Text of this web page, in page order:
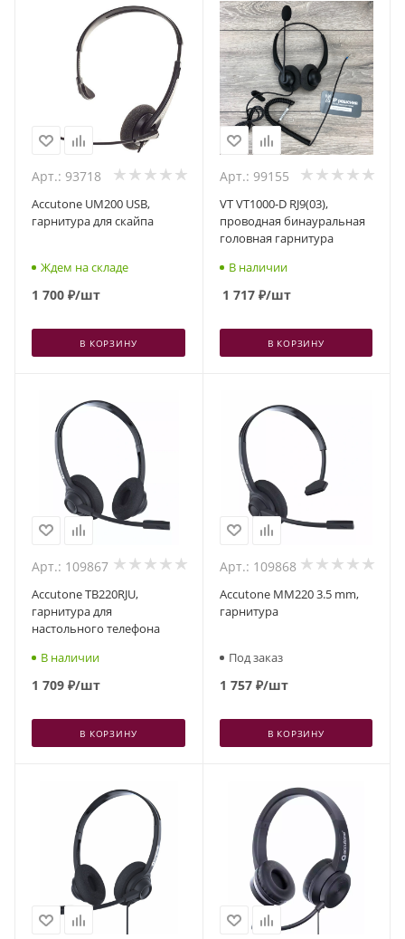
Арт.: 93718
Accutone UM200 USB,
гарнитура для скайпа
Ждем на складе
1 700 ₽/шт
В КОРЗИНУ
Арт.: 99155
VT VT1000-D RJ9(03),
проводная бинауральная
головная гарнитура
В наличии
1 717₽/шт
В КОРЗИНУ
Арт.: 109867
Accutone TB220RJU,
гарнитура для
настольного телефона
В наличии
1 709 ₽/шт
В КОРЗИНУ
Арт.: 109868
Accutone MM220 3.5 mm,
гарнитура
Под заказ
1 757₽/шт
В КОРЗИНУ